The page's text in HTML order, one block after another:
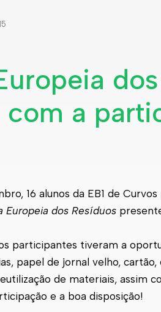
a
16 alunos da EB1 de
Europeia dos Resíduos
participantes tiveram a
papel de jornal velho,
de materiais, assim
e a boa disposição!